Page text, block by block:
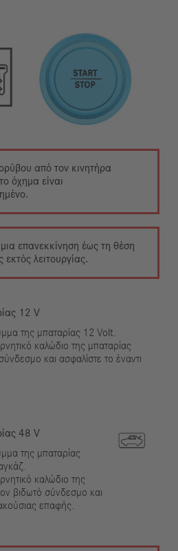
από τον κινητήρα
όχημα είναι
μια επανεκκίνηση έως τη θέση
εκτός λειτουργίας.
12 V
της μπαταρίας 12 Volt.
καλώδιο της μπαταρίας
και ασφαλίστε το έναντι
48 V
της μπαταρίας
καλώδιο της
βιδωτό σύνδεσμο και
επαφής.